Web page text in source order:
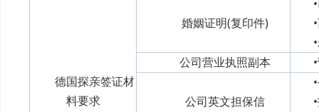
德国探亲签证材
料要求
婚姻证明(复印件)
公司营业执照副本
公司英文担保信